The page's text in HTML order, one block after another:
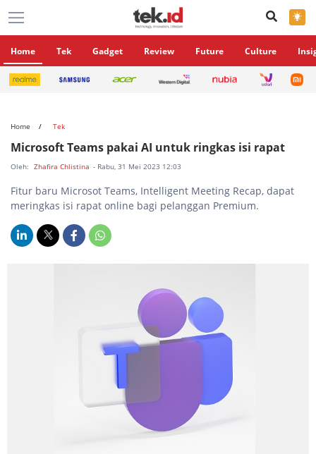
×
Home Tek Gadget Review Future Culture
Home Tek
Microsoft Teams pakai AI untuk ringkas isi rapat
Oleh: Zhafira Chlistina - Rabu, 31 Mei 2023 12:03
Fitur baru Microsot Teams, Intelligent Meeting Recap, dapat
meringkas isi rapat online bagi pelanggan Premium.